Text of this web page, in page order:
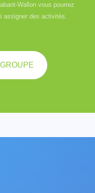
Wallon vous pourrez
assigner des activités.